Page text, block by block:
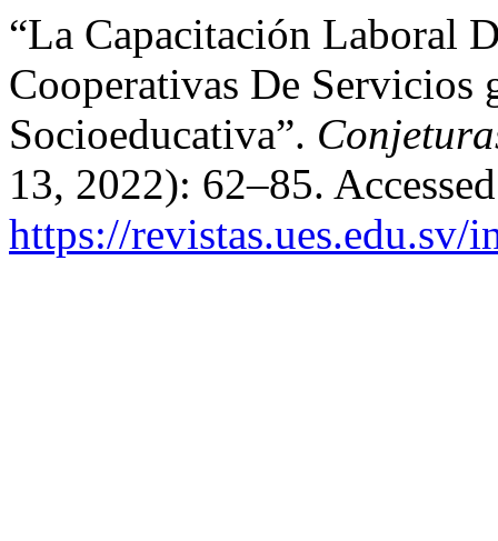
“La Capacitación Laboral
Cooperativas De Servicios
Socioeducativa”.
13, 2022): 62–85.
https://